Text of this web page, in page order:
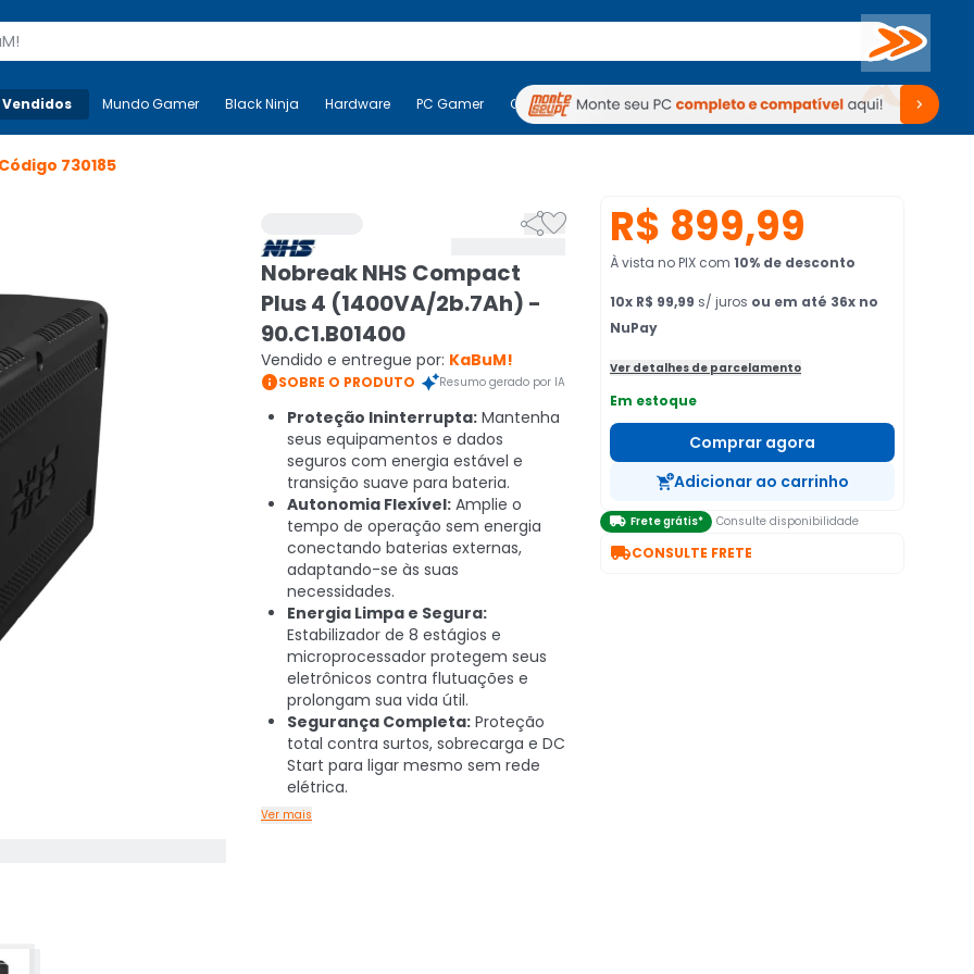
Buscar
Mais-v- Mundo Gamer Black Ninja Hardware PC Gamer Computadores Periféricos TV Venda no KaBuM!
Mundo Gamer Black Ninja Hardware PC Gamer Computadores Periféricos TV Venda no KaBuM!
730185

Nobreak NHS Compact
Plus 4 (1400VA/2b.7Ah) -
90.C1.B01400
Vendido e entregue por: KaBuM!
SOBRE O PRODUTO Resumo gerado por IA
Proteção Ininterrupta: Mantenha
seus equipamentos e dados
seguros com energia estável e
transição suave para bateria.
Autonomia Flexível: Amplie o
tempo de operação sem energia
conectando baterias externas,
adaptando-se às suas
necessidades.
Energia Limpa e Segura:
Estabilizador de 8 estágios e
microprocessador protegem seus
eletrônicos contra flutuações e
prolongam sua vida útil.
Segurança Completa: Proteção
total contra surtos, sobrecarga e DC
Start para ligar mesmo sem rede
elétrica.
Ver mais
R$ 899,99
À vista no PIX com 10% de desconto
10x R$ 99,99 s/ juros ou em até 36x no
NuPay
Ver detalhes de parcelamento
Em estoque
Comprar agora
Adicionar ao carrinho
 Frete grátis* Consulte disponibilidade
CONSULTE FRETE